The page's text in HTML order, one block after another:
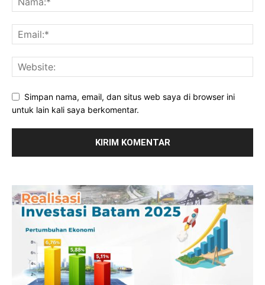
Simpan nama, email, dan situs web saya di browser ini
untuk lain kali saya berkomentar.